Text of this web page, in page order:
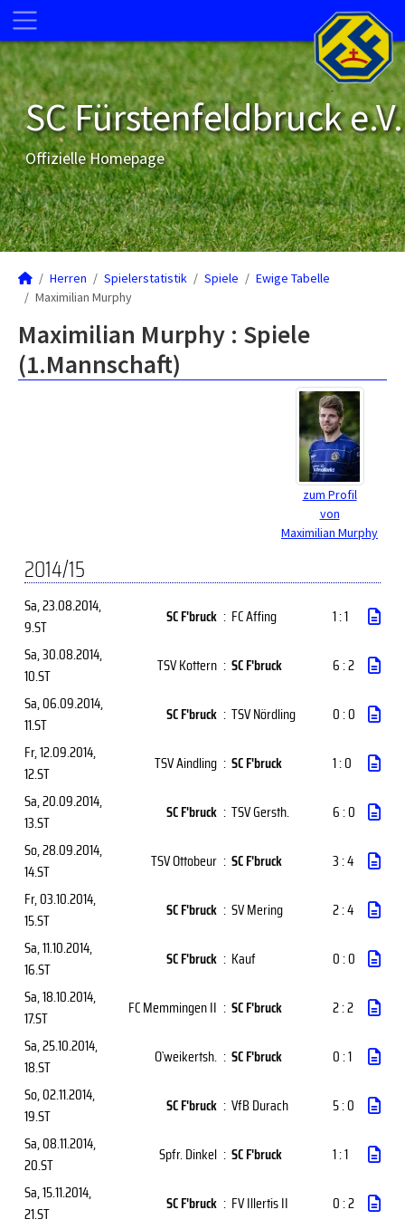
SC Fürstenfeldbruck e.V.
Offizielle Homepage
Herren Spielerstatistik Spiele
Ewige Tabelle
Maximilian Murphy
Maximilian Murphy : Spiele
(1.Mannschaft)
zum Profil
von
Maximilian Murphy
2014/15
Sa, 23.08.2014,
9.ST
SC F'bruck : FC Affing
1 : 1
Sa, 30.08.2014,
10.ST
TSV Kottern : SC F'bruck
6 : 2
Sa, 06.09.2014,
11.ST
SC F'bruck : TSV Nördling
0 : 0
Fr, 12.09.2014,
12.ST
TSV Aindling : SC F'bruck
1 : 0
Sa, 20.09.2014,
13.ST
SC F'bruck : TSV Gersth.
6 : 0
So, 28.09.2014,
14.ST
TSV Ottobeur : SC F'bruck
3 : 4
Fr, 03.10.2014,
15.ST
SC F'bruck : SV Mering
2 : 4
Sa, 11.10.2014,
16.ST
SC F'bruck : Kauf
0 : 0
Sa, 18.10.2014,
17.ST
FC Memmingen II : SC F'bruck
2 : 2
Sa, 25.10.2014,
18.ST
O`weikertsh. : SC F'bruck
0 : 1
So, 02.11.2014,
19.ST
SC F'bruck : VfB Durach
5 : 0
Sa, 08.11.2014,
20.ST
Spfr. Dinkel : SC F'bruck
1 : 1
Sa, 15.11.2014,
21.ST
SC F'bruck : FV Illertis II
0 : 2